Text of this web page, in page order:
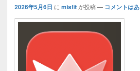
2026年5月6日 に misfitが投稿 — コメントは